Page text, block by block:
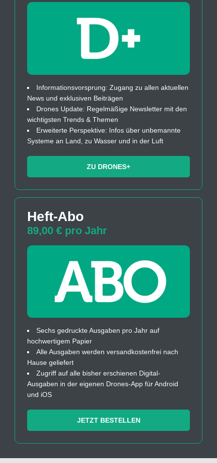
Informationsvorsprung: Zugang zu allen aktuellen
News und exklusiven Beiträgen
Drones Update: Regelmäßige Newsletter mit den
wichtigsten Trends & Themen
Erweiterte Perspektive: Infos über unbemannte
Systeme an Land, zu Wasser und in der Luft
ZU DRONES+
Heft-Abo
89,00 € pro Jahr
Sechs gedruckte Ausgaben pro Jahr auf
hochwertigem Papier
Alle Ausgaben werden versandkostenfrei nach
Hause geliefert
Zugriff auf alle bisher erschienen Digital-
Ausgaben in der eigenen Drones-App für Android
und iOS
JETZT BESTELLEN